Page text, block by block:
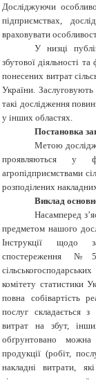
Досліджуючи
підприємствах,
враховувати
У низці
збутової діяльності та
понесених витрат
України.
такі дослідження
у інших областях.
Постановка
Метою
проявляються у
агропідприємствами
розподілених
Виклад
Насамперед
предметом нашого
Інструкції щодо
спостереження
комітету статистики
повна собівартість
послуг складається з
витрат на збут,
обґрунтовано можна
продукції (робіт,
накладні витрати,